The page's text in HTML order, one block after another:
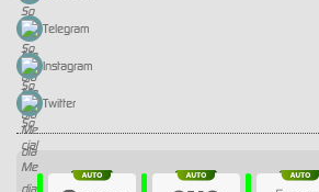
Telegram
Instagram
Twitter